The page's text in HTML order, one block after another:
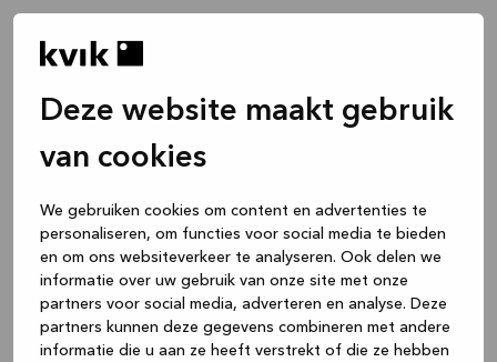
Deze website maakt gebruik
van cookies
We gebruiken cookies om content en advertenties te
personaliseren, om functies voor social media te bieden
en om ons websiteverkeer te analyseren. Ook delen we
informatie over uw gebruik van onze site met onze
partners voor social media, adverteren en analyse. Deze
partners kunnen deze gegevens combineren met andere
informatie die u aan ze heeft verstrekt of die ze hebben